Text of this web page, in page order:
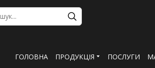
ГОЛОВНА ПРОДУКЦІЯ ПОСЛУГИ